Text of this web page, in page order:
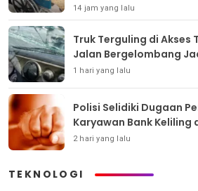
14 jam yang lalu
Truk Terguling di Akses
Jalan Bergelombang
1 hari yang lalu
Polisi Selidiki Dugaan
Karyawan Bank Keliling
2 hari yang lalu
TEKNOLOGI